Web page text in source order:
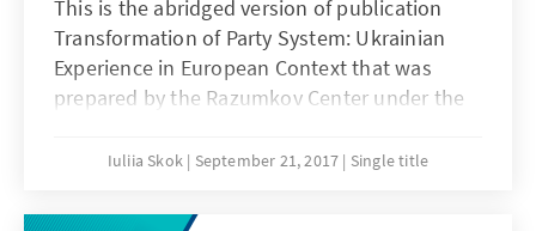
This is the abridged version of publication
Transformation of Party System: Ukrainian
Experience in European Context that was
prepared by the Razumkov Center under the
Iuliia Skok September 21, 2017 Single title